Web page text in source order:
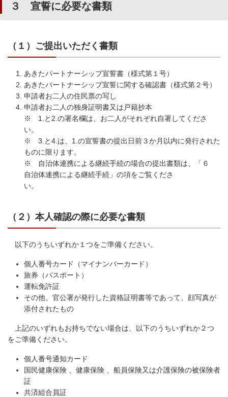
３ 宣誓に必要な書類
（１）ご提出いただく書類
あきたパートナーシップ宣誓書（様式第１号）
あきたパートナーシップ宣誓に関する確認書（様式第２号）
申請者お二人の住民票の写し
申請者お二人の独身証明書又は戸籍抄本
※ 1.と2.の署名欄は、お二人がそれぞれ自署してくださ
い。
※ 3.と4.は、1.の宣誓書の提出日前３か月以内に発行された
ものに限ります。
※ 自治体連携による継続手続の場合の提出書類は、「６
自治体連携による継続手続」の項をご覧くださ
い。
（２）本人確認の際に必要な書類
以下のうちいずれか１つをご準備ください。
個人番号カード（マイナンバーカード）
旅券（パスポート）
運転免許証
その他、官公署が発行した資格証明書等であって、顔写真が
添付されたもの
上記のいずれもお持ちでない場合は、以下のうちいずれか２つ
をご準備ください。
個人番号通知カード
国民健康保険 、健康保険 、船員保険又は介護保険の被保険者
証
共済組合員証